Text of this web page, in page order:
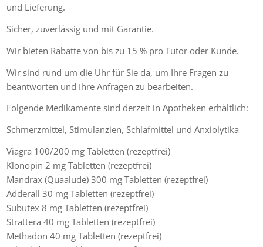
und Lieferung.
Sicher, zuverlässig und mit Garantie.
Wir bieten Rabatte von bis zu 15 % pro Tutor oder Kunde.
Wir sind rund um die Uhr für Sie da, um Ihre Fragen zu
beantworten und Ihre Anfragen zu bearbeiten.
Folgende Medikamente sind derzeit in Apotheken erhältlich:
Schmerzmittel, Stimulanzien, Schlafmittel und Anxiolytika
Viagra 100/200 mg Tabletten (rezeptfrei)
Klonopin 2 mg Tabletten (rezeptfrei)
Mandrax (Quaalude) 300 mg Tabletten (rezeptfrei)
Adderall 30 mg Tabletten (rezeptfrei)
Subutex 8 mg Tabletten (rezeptfrei)
Strattera 40 mg Tabletten (rezeptfrei)
Methadon 40 mg Tabletten (rezeptfrei)